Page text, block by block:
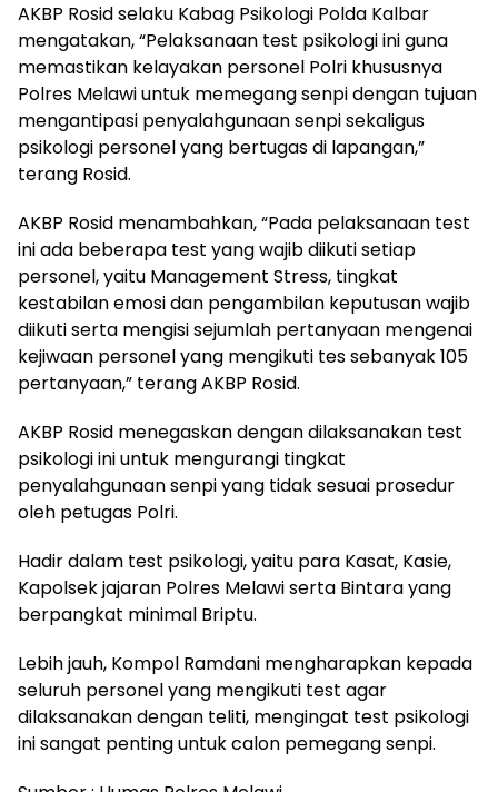
AKBP Rosid selaku Kabag Psikologi Polda Kalbar
mengatakan, “Pelaksanaan test psikologi ini guna
memastikan kelayakan personel Polri khususnya
Polres Melawi untuk memegang senpi dengan tujuan
mengantipasi penyalahgunaan senpi sekaligus
psikologi personel yang bertugas di lapangan,”
terang Rosid.
AKBP Rosid menambahkan, “Pada pelaksanaan test
ini ada beberapa test yang wajib diikuti setiap
personel, yaitu Management Stress, tingkat
kestabilan emosi dan pengambilan keputusan wajib
diikuti serta mengisi sejumlah pertanyaan mengenai
kejiwaan personel yang mengikuti tes sebanyak 105
pertanyaan,” terang AKBP Rosid.
AKBP Rosid menegaskan dengan dilaksanakan test
psikologi ini untuk mengurangi tingkat
penyalahgunaan senpi yang tidak sesuai prosedur
oleh petugas Polri.
Hadir dalam test psikologi, yaitu para Kasat, Kasie,
Kapolsek jajaran Polres Melawi serta Bintara yang
berpangkat minimal Briptu.
Lebih jauh, Kompol Ramdani mengharapkan kepada
seluruh personel yang mengikuti test agar
dilaksanakan dengan teliti, mengingat test psikologi
ini sangat penting untuk calon pemegang senpi.